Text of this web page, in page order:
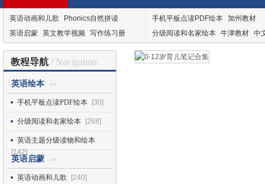
英语动画和儿歌
Phonics自然拼读
英语启蒙 英文教学视频 写作练习册
手机平板点读PDF绘本 加州教材
分级阅读和名家绘本 牛津教材 中
教程导航 / Navigation
英语绘本 >>
手机平板点读PDF绘本 [30]
分级阅读和名家绘本 [268]
英语主题分级读物和绘本
[142]
英语启蒙 >>
英语动画和儿歌 [240]